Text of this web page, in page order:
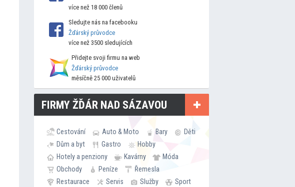
více než 18 000 členů
Sledujte nás na facebooku
Žďárský průvodce
více než 3500 sledujících
Přidejte svoji firmu na web
Žďárský průvodce
měsíčně 25 000 uživatelů
FIRMY ŽĎÁR NAD SÁZAVOU
Cestování Auto & Moto Bary
Děti
Dům a byt
Gastro
Hobby
Hotely a penziony
Kavárny
Móda
Obchody
Peníze
Řemesla
Restaurace
Servis Služby
Sport